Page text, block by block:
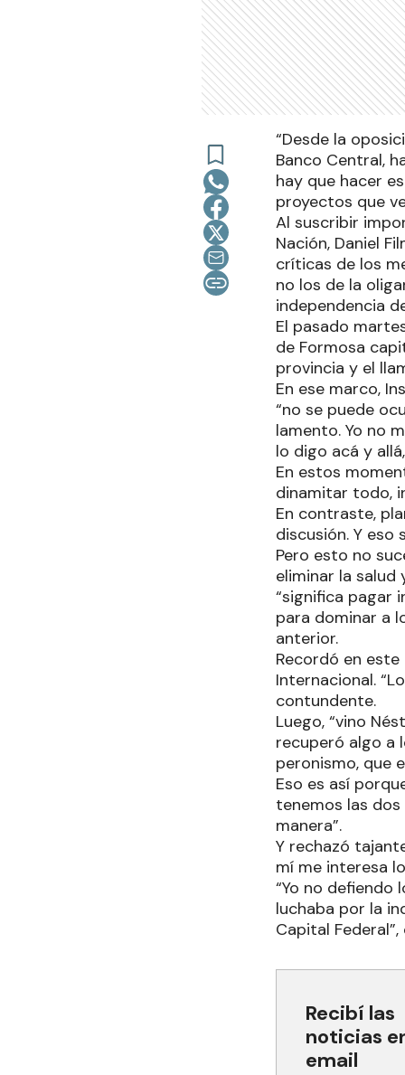
“Desde la
Banco Central,
hay que hacer
proyectos que
Al suscribir
Nación, Daniel
críticas de los
no los de la
independencia
El pasado
de Formosa
provincia y el
En ese marco,
“no se puede
lamento. Yo no
lo digo acá y
En estos
dinamitar todo,
En contraste,
discusión. Y
Pero esto no
eliminar la salud
“significa pagar
para dominar a
anterior.
Recordó en
Internacional.
contundente.
Luego, “vino
recuperó algo a
peronismo, que
Eso es así
tenemos las dos
manera”.
Y rechazó
mí me interesa
“Yo no defiendo
luchaba por la
Capital
Recibí las
noticias
email